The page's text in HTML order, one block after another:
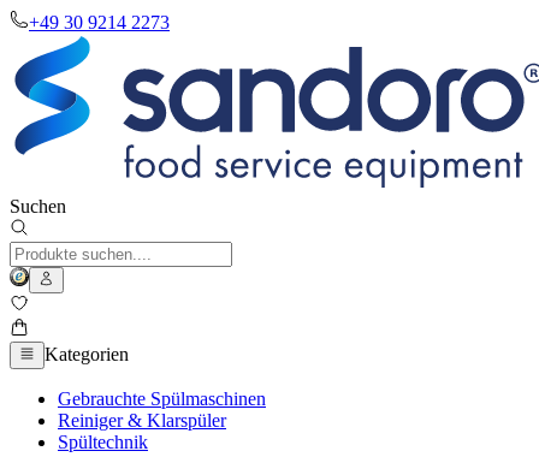
+49 30 9214 2273
Suchen
Kategorien
Gebrauchte Spülmaschinen
Reiniger & Klarspüler
Spültechnik